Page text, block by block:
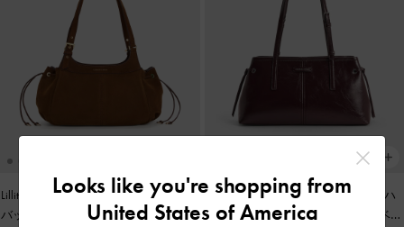
Lillith リリス ドローストリング トート
バッグ
ピーカンブラウン
Noane ノアン イーロンゲイティドハ
ンドルショルダーバッグ
ワインベリ
Looks like you're shopping from
United States of America